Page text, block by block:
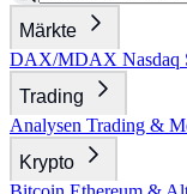
Märkte
DAX/MDAX Nasdaq
Trading
Analysen Trading &
Krypto